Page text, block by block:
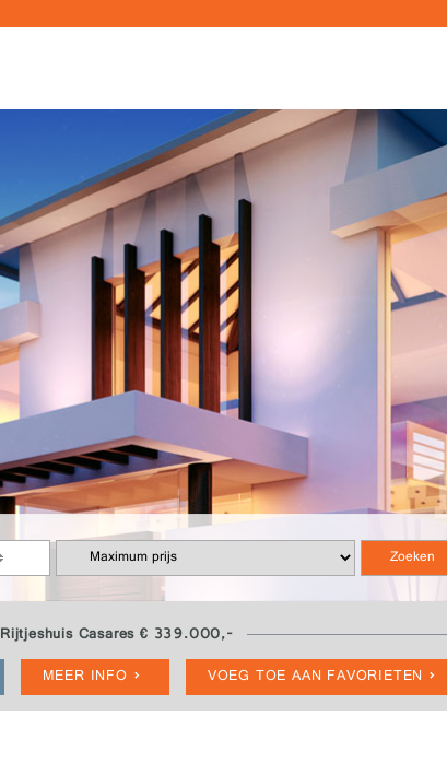
Rijtjeshuis Casares € 339.000,-
MEER INFO VOEG TOE AAN FAVORIETEN